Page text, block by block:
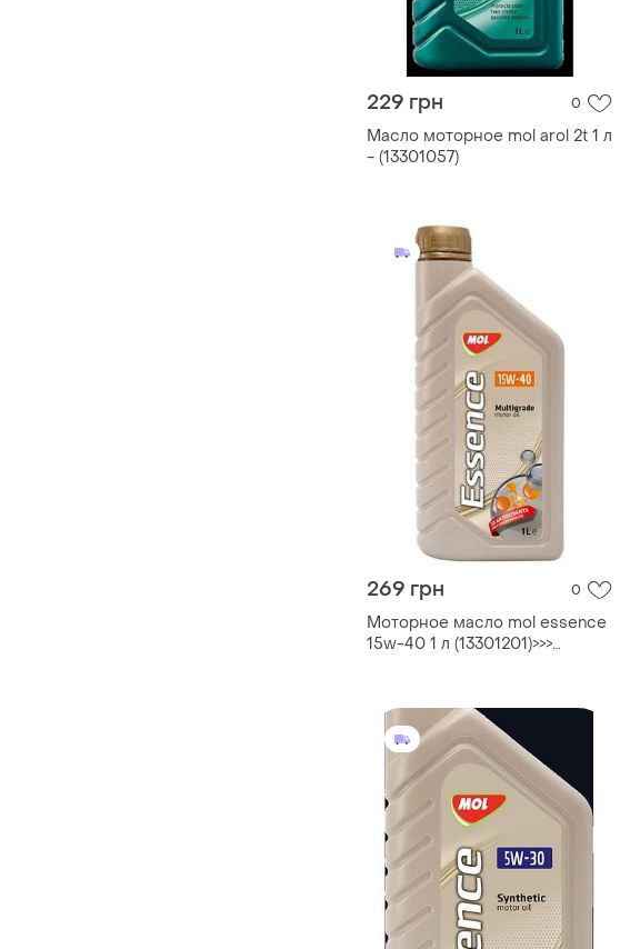
229 грн 0
Масло моторное mol arol 2t 1 л
- (13301057)
269 грн 0
Моторное масло mol essence
15w-40 1 л (13301201)>>>